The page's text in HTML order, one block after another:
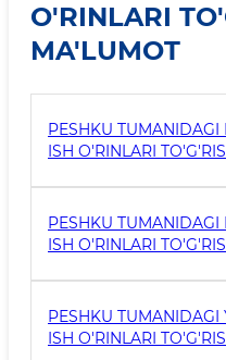
O'RINLARI
MA'LUMOT
PESHKU
ISH O'RINLARI
PESHKU TUMANIDAGI
ISH O'RINLARI
PESHKU TUMANIDAGI
ISH O'RINLARI